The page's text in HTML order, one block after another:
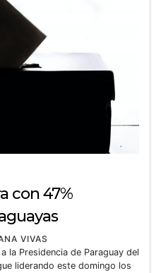
con 47%
VIVAS
la Presidencia de Paraguay del
liderando este domingo los